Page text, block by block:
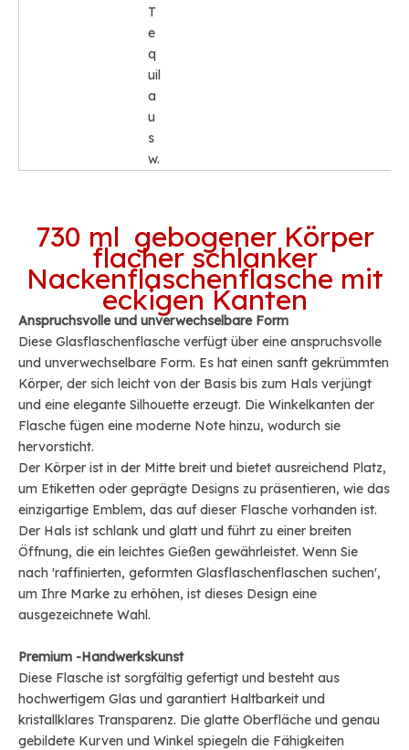
T
e
q
uil
a
u
s
w.
730 ml gebogener Körper
flacher schlanker
Nackenflaschenflasche mit
eckigen Kanten
Anspruchsvolle und unverwechselbare Form
Diese Glasflaschenflasche verfügt über eine anspruchsvolle
und unverwechselbare Form. Es hat einen sanft gekrümmten
Körper, der sich leicht von der Basis bis zum Hals verjüngt
und eine elegante Silhouette erzeugt. Die Winkelkanten der
Flasche fügen eine moderne Note hinzu, wodurch sie
hervorsticht.
Der Körper ist in der Mitte breit und bietet ausreichend Platz,
um Etiketten oder geprägte Designs zu präsentieren, wie das
einzigartige Emblem, das auf dieser Flasche vorhanden ist.
Der Hals ist schlank und glatt und führt zu einer breiten
Öffnung, die ein leichtes Gießen gewährleistet. Wenn Sie
nach 'raffinierten, geformten Glasflaschenflaschen suchen',
um Ihre Marke zu erhöhen, ist dieses Design eine
ausgezeichnete Wahl.
Premium -Handwerkskunst
Diese Flasche ist sorgfältig gefertigt und besteht aus
hochwertigem Glas und garantiert Haltbarkeit und
kristallklares Transparenz. Die glatte Oberfläche und genau
gebildete Kurven und Winkel spiegeln die Fähigkeiten